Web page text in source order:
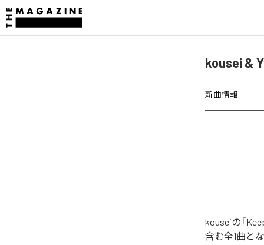
kousei &
新曲情報
kouseiの「
含む全1曲と